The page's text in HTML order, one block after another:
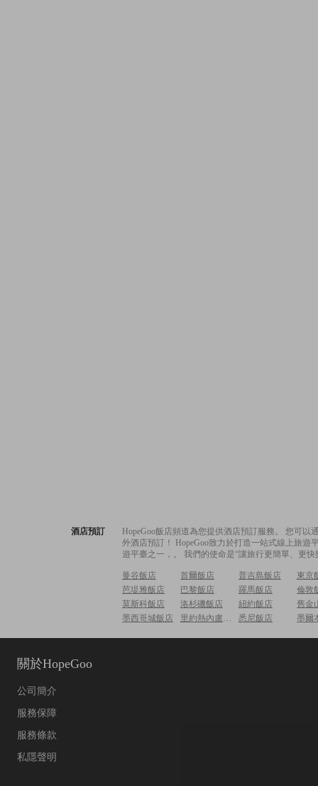
酒店預訂
HopeGoo飯店頻道為您提供酒店預訂服務。 您可
外酒店預訂！ HopeGoo致力於打造一站式線上旅
遊平臺之一，。 我們的使命是“讓旅行更簡單、更
曼谷飯店 首爾飯店 普吉島飯店
東京
芭堤雅飯店
巴黎飯店 羅馬飯店
倫敦
莫斯科飯店
洛杉磯飯店 紐約飯店
舊金
墨西哥城飯店
里約熱內盧飯店 悉尼飯店 墨爾
關於HopeGoo
公司簡介
服務保障
服務條款
私隱聲明